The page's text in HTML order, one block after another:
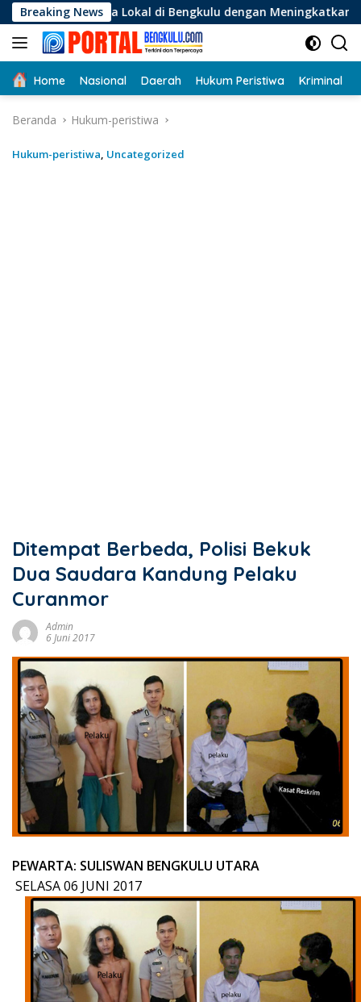
Langsung
ke
konten
Breaking News
Lokal di Bengkulu dengan Meningkatkan Ruang Publik dan
Home Nasional Daerah Hukum Peristiwa Kriminal
Beranda Hukum-peristiwa
Hukum-peristiwa, Uncategorized
Ditempat Berbeda, Polisi Bekuk
Dua Saudara Kandung Pelaku
Curanmor
Admin
6 Juni 2017
PEWARTA: SULISWAN BENGKULU UTARA
SELASA 06 JUNI 2017